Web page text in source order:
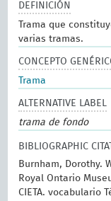
DEFINICIÓN
Trama que
varias tramas.
CONCEPTO
Trama
ALTERNATIVE LABEL
trama de fondo
BIBLIOGRAPHIC
Burnham, Dorothy.
Royal Ontario
CIETA. vocabulario